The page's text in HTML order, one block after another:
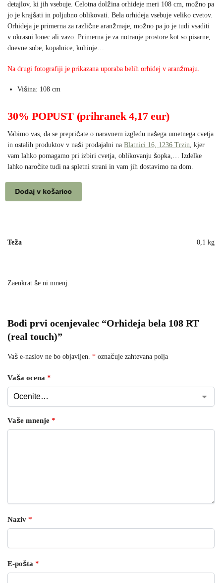
detajlov, ki jih vsebuje. Celotna dolžina orhideje meri 108 cm, možno pa
jo je krajšati in poljubno oblikovati. Bela orhideja vsebuje veliko cvetov.
Orhideja je primerna za različne aranžmaje, možno pa jo je tudi vsaditi
v okrasni lonec ali vazo. Primerna je za notranje prostore kot so pisarne,
dnevne sobe, kopalnice, kuhinje…
Na drugi fotografiji je prikazana uporaba belih orhidej v aranžmaju.
Višina: 108 cm
30% POPUST (prihranek 4,17 eur)
Vabimo vas, da se prepričate o naravnem izgledu našega umetnega cvetja
in ostalih produktov v naši prodajalni na Blatnici 16, 1236 Trzin , kjer
vam lahko pomagamo pri izbiri cvetja, oblikovanju šopka,… Izdelke
lahko naročite tudi na spletni strani in vam jih dostavimo na dom.
Dodaj v košarico
Teža 0,1 kg
Zaenkrat še ni mnenj.
Bodi prvi ocenjevalec “Orhideja bela 108 RT
(real touch)”
Vaš e-naslov ne bo objavljen. * označuje zahtevana polja
Vaša ocena *
Vaše mnenje *
Naziv *
E-pošta *